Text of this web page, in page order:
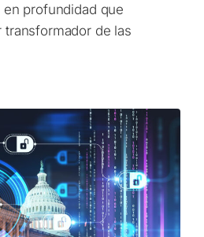
profundidad que
de las